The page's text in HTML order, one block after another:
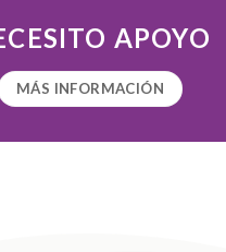
APOYO
MÁS INFORMACIÓN